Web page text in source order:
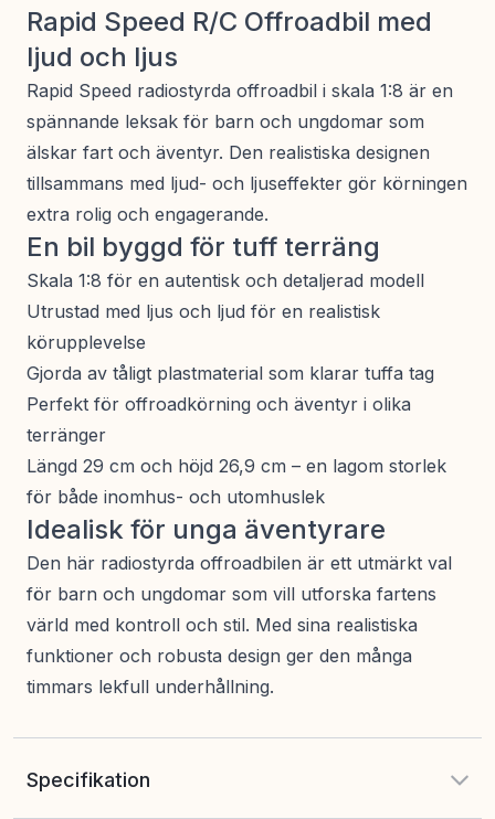
Rapid Speed R/C Offroadbil med
ljud och ljus
Rapid Speed radiostyrda offroadbil i skala 1:8 är en
spännande leksak för barn och ungdomar som
älskar fart och äventyr. Den realistiska designen
tillsammans med ljud- och ljuseffekter gör körningen
extra rolig och engagerande.
En bil byggd för tuff terräng
Skala 1:8 för en autentisk och detaljerad modell
Utrustad med ljus och ljud för en realistisk
körupplevelse
Gjorda av tåligt plastmaterial som klarar tuffa tag
Perfekt för offroadkörning och äventyr i olika
terränger
Längd 29 cm och höjd 26,9 cm – en lagom storlek
för både inomhus- och utomhuslek
Idealisk för unga äventyrare
Den här radiostyrda offroadbilen är ett utmärkt val
för barn och ungdomar som vill utforska fartens
värld med kontroll och stil. Med sina realistiska
funktioner och robusta design ger den många
timmars lekfull underhållning.
Specifikation